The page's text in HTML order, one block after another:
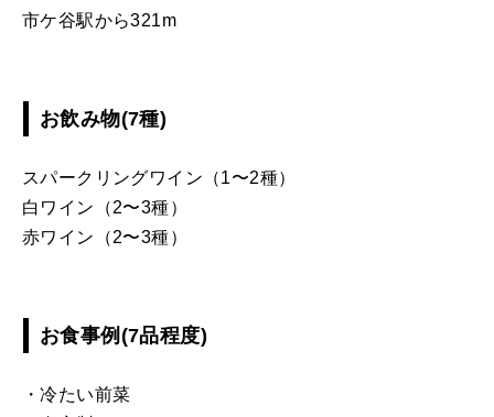
市ケ谷駅から321m
お飲み物(7種)
スパークリングワイン（1〜2種）
白ワイン（2〜3種）
赤ワイン（2〜3種）
お食事例(7品程度)
・冷たい前菜